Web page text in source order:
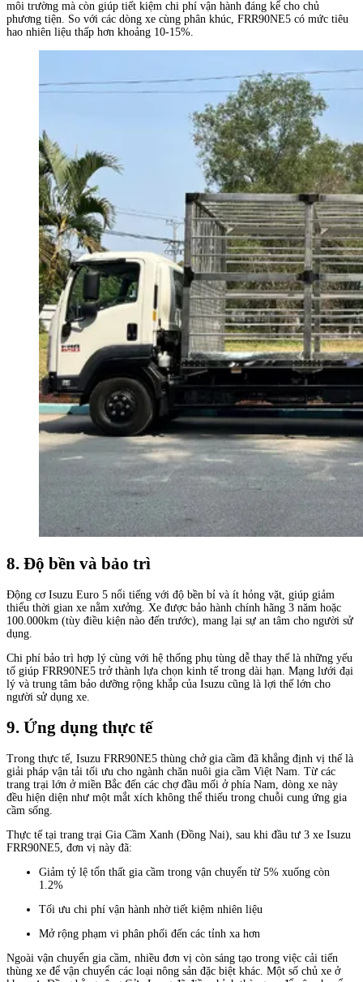
môi trường mà còn giúp tiết kiệm chi phí vận hành đáng kể cho chủ
phương tiện. So với các dòng xe cùng phân khúc, FRR90NE5 có mức tiêu
hao nhiên liệu thấp hơn khoảng 10-15%.
8. Độ bền và bảo trì
Động cơ Isuzu Euro 5 nổi tiếng với độ bền bỉ và ít hỏng vặt, giúp giảm
thiểu thời gian xe nằm xưởng. Xe được bảo hành chính hãng 3 năm hoặc
100.000km (tùy điều kiện nào đến trước), mang lại sự an tâm cho người sử
dụng.
Chi phí bảo trì hợp lý cùng với hệ thống phụ tùng dễ thay thế là những yếu
tố giúp FRR90NE5 trở thành lựa chọn kinh tế trong dài hạn. Mạng lưới đại
lý và trung tâm bảo dưỡng rộng khắp của Isuzu cũng là lợi thế lớn cho
người sử dụng xe.
9. Ứng dụng thực tế
Trong thực tế, Isuzu FRR90NE5 thùng chở gia cầm đã khẳng định vị thế là
giải pháp vận tải tối ưu cho ngành chăn nuôi gia cầm Việt Nam. Từ các
trang trại lớn ở miền Bắc đến các chợ đầu mối ở phía Nam, dòng xe này
đều hiện diện như một mắt xích không thể thiếu trong chuỗi cung ứng gia
cầm sống.
Thực tế tại trang trại Gia Cầm Xanh (Đồng Nai), sau khi đầu tư 3 xe Isuzu
FRR90NE5, đơn vị này đã:
Giảm tỷ lệ tổn thất gia cầm trong vận chuyển từ 5% xuống còn
1.2%
Tối ưu chi phí vận hành nhờ tiết kiệm nhiên liệu
Mở rộng phạm vi phân phối đến các tỉnh xa hơn
Ngoài vận chuyển gia cầm, nhiều đơn vị còn sáng tạo trong việc cải tiến
thùng xe để vận chuyển các loại nông sản đặc biệt khác. Một số chủ xe ở